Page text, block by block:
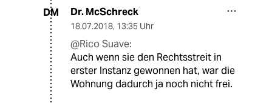
DM Dr. McSchreck
18.07.2018, 13:35 Uhr
@Rico Suave:
Auch wenn sie den Rechtsstreit in
erster Instanz gewonnen hat, war die
Wohnung dadurch ja noch nicht frei.